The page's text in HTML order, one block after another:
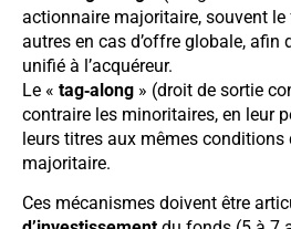
actionnaire majoritaire, souvent le
autres en cas d’offre globale, afin
unifié à l’acquéreur.
Le « tag‑along » (droit de sortie
contraire les minoritaires, en leur
leurs titres aux mêmes conditions
majoritaire.
Ces mécanismes doivent être